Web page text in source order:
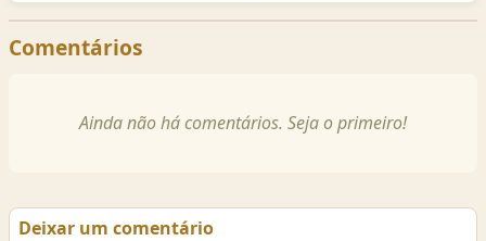
Comentários
Ainda não há comentários. Seja o primeiro!
Deixar um comentário